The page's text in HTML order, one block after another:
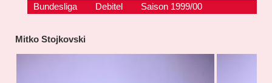
Bundesliga Debitel Saison 1999/00
Mitko Stojkovski